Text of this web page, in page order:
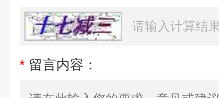
* 留言内容：